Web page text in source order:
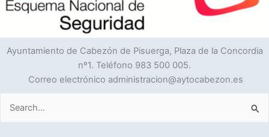
Ayuntamiento de Cabezón de Pisuerga, Plaza de la Concordia
nº1. Teléfono 983 500 005.
Correo electrónico administracion@aytocabezon.es
Buscar
por: